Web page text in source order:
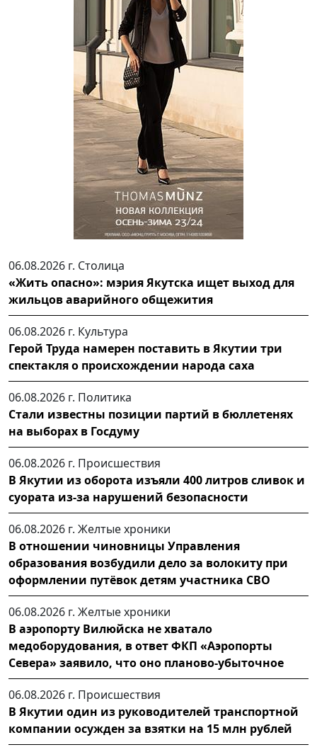
06.08.2026 г. Столица
«Жить опасно»: мэрия Якутска ищет выход для
жильцов аварийного общежития
06.08.2026 г. Культура
Герой Труда намерен поставить в Якутии три
спектакля о происхождении народа саха
06.08.2026 г. Политика
Стали известны позиции партий в бюллетенях
на выборах в Госдуму
06.08.2026 г. Происшествия
В Якутии из оборота изъяли 400 литров сливок и
суората из-за нарушений безопасности
06.08.2026 г. Желтые хроники
В отношении чиновницы Управления
образования возбудили дело за волокиту при
оформлении путёвок детям участника СВО
06.08.2026 г. Желтые хроники
В аэропорту Вилюйска не хватало
медоборудования, в ответ ФКП «Аэропорты
Севера» заявило, что оно планово-убыточное
06.08.2026 г. Происшествия
В Якутии один из руководителей транспортной
компании осужден за взятки на 15 млн рублей